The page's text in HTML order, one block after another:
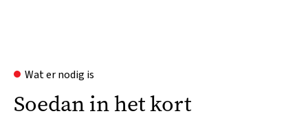
Wat er nodig is
Soedan in het kort